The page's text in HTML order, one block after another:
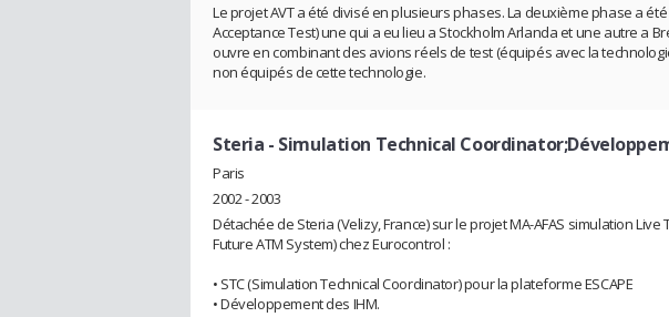
Le projet AVT a été divisé en plusieurs phases. La deuxième phase a
Acceptance Test) une qui a eu lieu a Stockholm Arlanda et une autre a
ouvre en combinant des avions réels de test (équipés avec la
non équipés de cette technologie.
Steria - Simulation Technical
Paris
2002 - 2003
Détachée de Steria (Velizy, France) sur le projet MA-AFAS simulation
Future ATM System) chez Eurocontrol :
• STC (Simulation Technical Coordinator) pour la plateforme ESCAPE
• Développement des IHM.